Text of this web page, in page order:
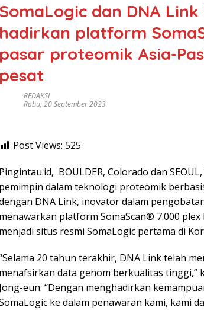
SomaLogic dan DNA
hadirkan platform
pasar proteomik Asia-
pesat
REDAKSI
Rabu, 20 September 2023
Post Views: 525
Pingintau.id, BOULDER, Colorado dan
pemimpin dalam teknologi proteomik
DNA Link, inovator dalam
menawarkan platform SomaScan® 7.000
menjadi situs resmi SomaLogic pertama di
20 tahun terakhir, DNA Link telah
menafsirkan data genom berkualitas tinggi,”
Jong-eun. “Dengan menghadirkan
ke dalam penawaran kami, kami